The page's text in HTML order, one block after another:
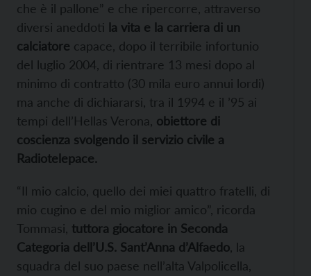
che è il pallone” e che ripercorre, attraverso
diversi aneddoti la vita e la carriera di un
calciatore capace, dopo il terribile infortunio
del luglio 2004, di rientrare 13 mesi dopo al
minimo di contratto (30 mila euro annui lordi)
ma anche di dichiararsi, tra il 1994 e il ’95 ai
tempi dell’Hellas Verona, obiettore di
coscienza svolgendo il servizio civile a
Radiotelepace.
“Il mio calcio, quello dei miei quattro fratelli, di
mio cugino e del mio miglior amico”, ricorda
Tommasi, tuttora giocatore in Seconda
Categoria dell’U.S. Sant’Anna d’Alfaedo, la
squadra del suo paese nell’alta Valpolicella,